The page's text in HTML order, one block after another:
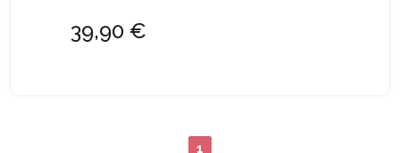
39,90 €
1